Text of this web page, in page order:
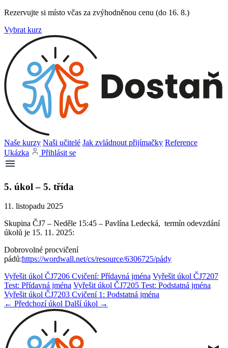
Rezervujte si místo včas za zvýhodněnou cenu (do 16. 8.)
Vybrat kurz
Naše kurzy Naši učitelé Jak zvládnout přijímačky Reference
Ukázka
Přihlásit se
5. úkol – 5. třída
11. listopadu 2025
Skupina ČJ7 – Neděle 15:45 – Pavlína Ledecká, termín odevzdání
úkolů je 15. 11. 2025:
Dobrovolné procvičení
pádů:https://wordwall.net/cs/resource/6306725/pády
Vyřešit úkol ČJ7206 Cvičení: Přídavná jména Vyřešit úkol ČJ7207
Test: Přídavná jména Vyřešit úkol ČJ7205 Test: Podstatná jména
Vyřešit úkol ČJ7203 Cvičení 1: Podstatná jména
← Předchozí úkol Další úkol →